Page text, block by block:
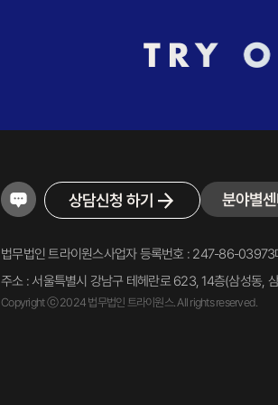
상담신청 하기 분야별
법무법인 트라이원스사업자 등록번호 : 247-86-03973
주소 : 서울특별시 강남구 테헤란로 623, 14층(삼성동,
Copyright ⓒ 2024 법무법인 트라이원스. All rights reserved.